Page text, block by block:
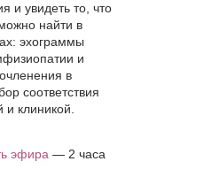
и увидеть то, что
найти в
эхограммы
и
в
соответствия
и клиникой.
эфира — 2 часа